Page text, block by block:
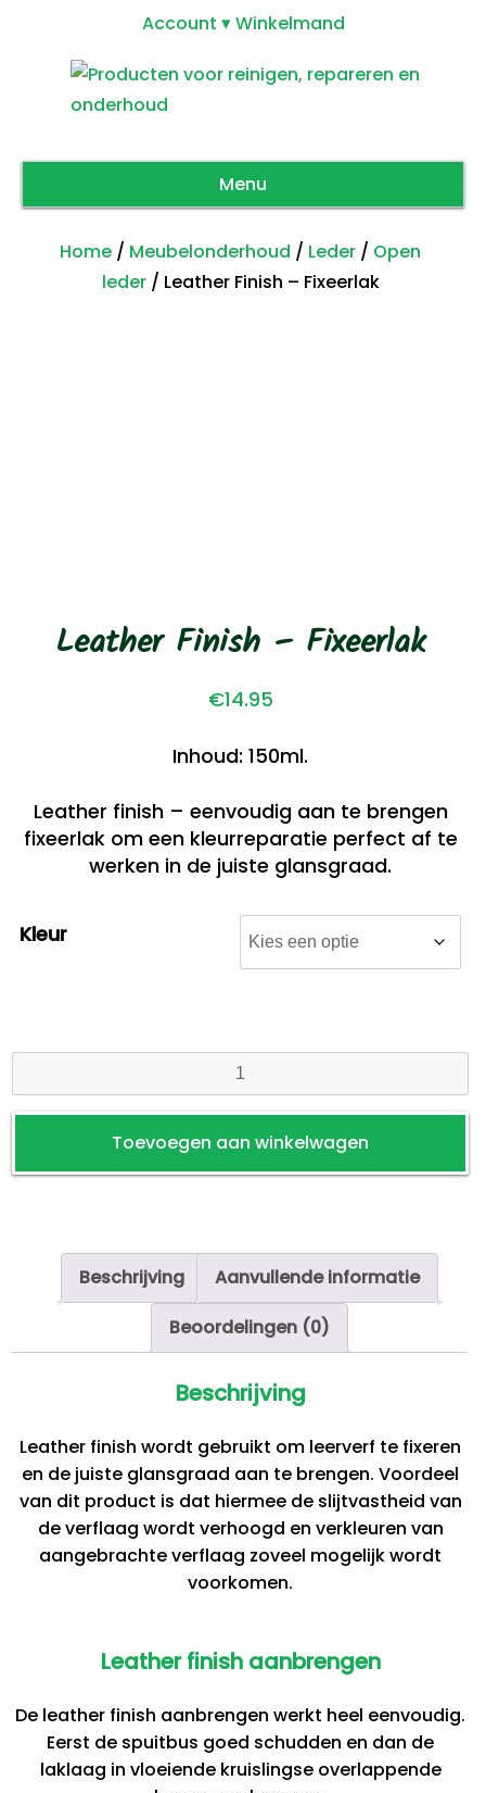
Account Winkelmand
Menu
Home / Meubelonderhoud / Leder / Open
leder/ Leather Finish – Fixeerlak
Leather Finish – Fixeerlak
€14.95
Inhoud: 150ml.
Leather finish – eenvoudig aan te brengen
fixeerlak om een kleurreparatie perfect af te
werken in de juiste glansgraad.
Kleur
Finish
Fixeerlak
Toevoegen aan winkelwagen
Beschrijving
Aanvullende informatie
Beoordelingen (0)
Beschrijving
Leather finish wordt gebruikt om leerverf te fixeren
en de juiste glansgraad aan te brengen. Voordeel
van dit product is dat hiermee de slijtvastheid van
de verflaag wordt verhoogd en verkleuren van
aangebrachte verflaag zoveel mogelijk wordt
voorkomen.
Leather finish aanbrengen
De leather finish aanbrengen werkt heel eenvoudig.
Eerst de spuitbus goed schudden en dan de
laklaag in vloeiende kruislingse overlappende